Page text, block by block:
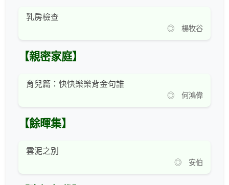
乳房檢查
◎ 楊牧谷
【親密家庭】
育兒篇：快快樂樂背金句誰
◎ 何鴻偉
【餘暉集】
雲泥之別
◎ 安伯